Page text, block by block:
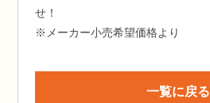
せ！
※メーカー小売希望価格より
一覧に戻る